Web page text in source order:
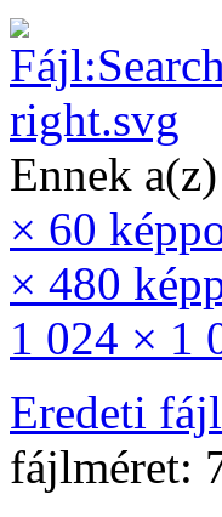
Ennek
× 60
× 480
1 024 × 1
Eredeti fájl
fájlméret: